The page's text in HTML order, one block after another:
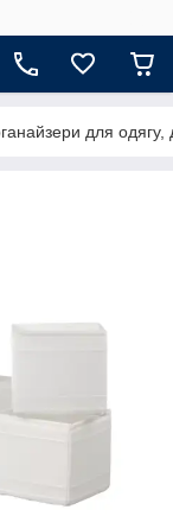
для одягу,